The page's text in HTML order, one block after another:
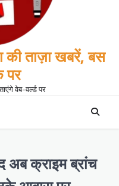
की ताज़ा खबरें, बस
पर
वेब-वर्ल्ड पर
अब क्राइम ब्रांच